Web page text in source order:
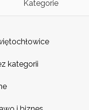
Kategorie
kategorii